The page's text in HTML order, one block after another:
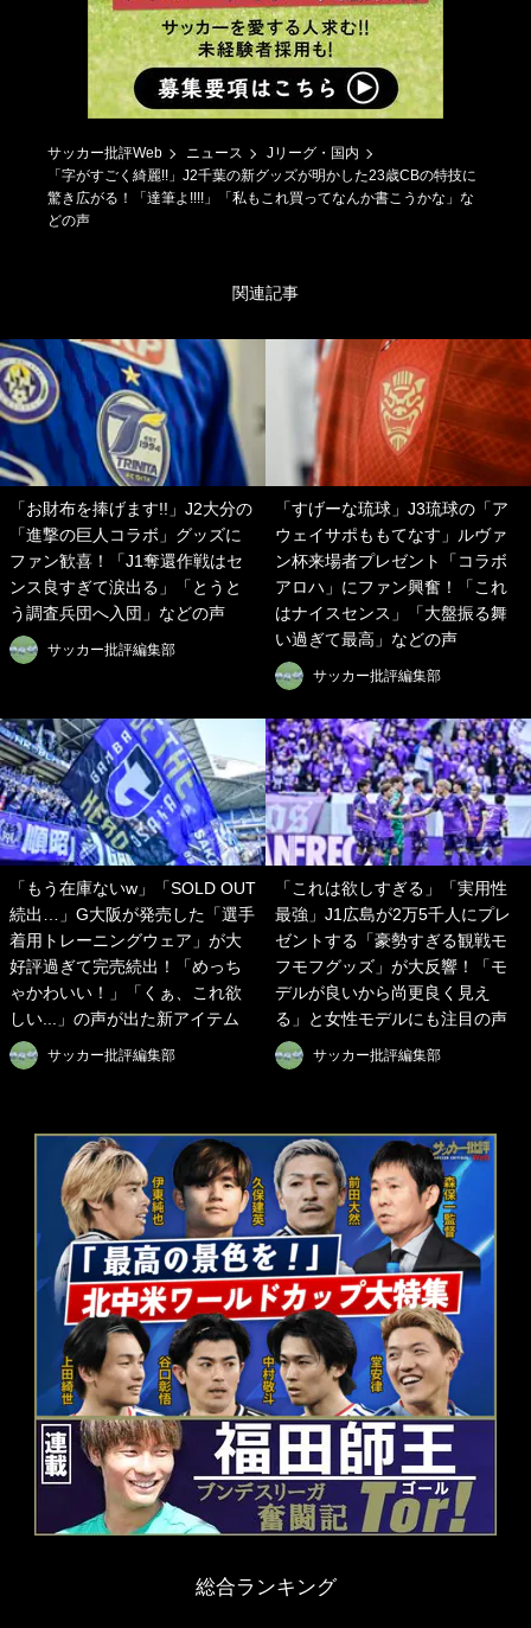
サッカー批評Web ニュース
Jリーグ・国内
「字がすごく綺麗!!」J2千葉の新グッズが明かした23歳CBの特技に
驚き広がる！「達筆よ!!!!」「私もこれ買ってなんか書こうかな」な
どの声
関連記事
「お財布を捧げます!!」J2大分の
「進撃の巨人コラボ」グッズに
ファン歓喜！「J1奪還作戦はセ
ンス良すぎて涙出る」「とうと
う調査兵団へ入団」などの声
サッカー批評編集部
「すげーな琉球」J3琉球の「ア
ウェイサポももてなす」ルヴァ
ン杯来場者プレゼント「コラボ
アロハ」にファン興奮！「これ
はナイスセンス」「大盤振る舞
い過ぎて最高」などの声
サッカー批評編集部
「もう在庫ないw」「SOLD OUT
続出…」G大阪が発売した「選手
着用トレーニングウェア」が大
好評過ぎて完売続出！「めっち
ゃかわいい！」「くぁ、これ欲
しい...」の声が出た新アイテム
サッカー批評編集部
「これは欲しすぎる」「実用性
最強」J1広島が2万5千人にプレ
ゼントする「豪勢すぎる観戦モ
フモフグッズ」が大反響！「モ
デルが良いから尚更良く見え
る」と女性モデルにも注目の声
サッカー批評編集部
総合ランキング